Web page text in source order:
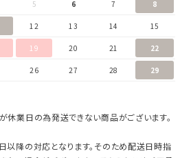
5 6 7 8
12 13 14 15
19 20 21 22
26 27 28 29
休業日の為発送できない商品がございます。
以降の対応となります。そのため配送日時指